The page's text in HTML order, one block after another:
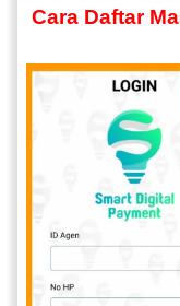
Cara Daftar